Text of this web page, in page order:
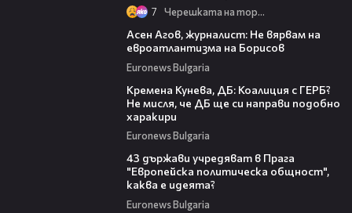
7 Черешката на тортата
Асен Агов, журналист: Не вярвам на
евроатлантизма на Борисов
Euronews Bulgaria
Кремена Кунева, ДБ: Коалиция с ГЕРБ?
Не мисля, че ДБ ще си направи подобно
харакири
Euronews Bulgaria
43 държави учредяват в Прага
"Европейска политическа общност",
каква е идеята?
Euronews Bulgaria